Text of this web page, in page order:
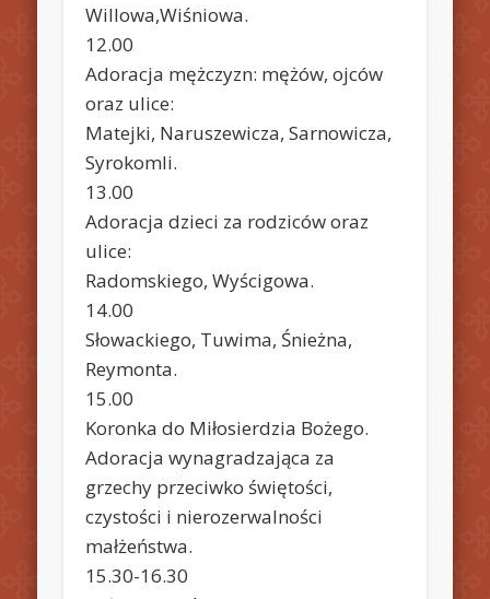
Willowa,Wiśniowa.
12.00
Adoracja mężczyzn: mężów, ojców
oraz ulice:
Matejki, Naruszewicza, Sarnowicza,
Syrokomli.
13.00
Adoracja dzieci za rodziców oraz
ulice:
Radomskiego, Wyścigowa.
14.00
Słowackiego, Tuwima, Śnieżna,
Reymonta.
15.00
Koronka do Miłosierdzia Bożego.
Adoracja wynagradzająca za
grzechy przeciwko świętości,
czystości i nierozerwalności
małżeństwa.
15.30-16.30